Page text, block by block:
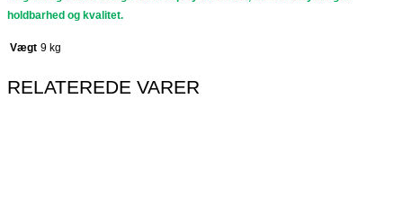
holdbarhed og kvalitet.
Vægt 9 kg
RELATEREDE VARER